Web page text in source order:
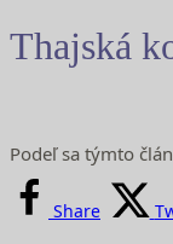
Thajská
Podeľ sa týmto
Share